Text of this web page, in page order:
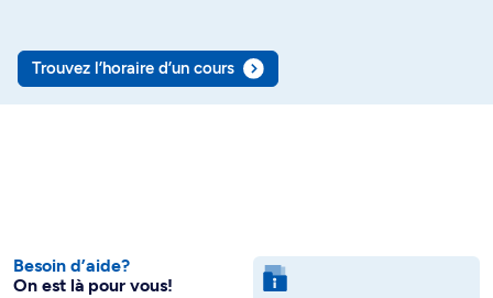
Trouvez l’horaire d’un cours
Besoin d’aide?
On est là pour vous!